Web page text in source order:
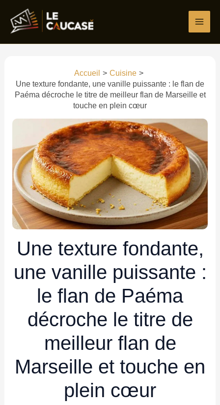
contenu
Accueil
Cuisine
Une texture fondante, une vanille puissante : le flan de
Paéma décroche le titre de meilleur flan de Marseille et
touche en plein cœur
Une texture fondante,
une vanille puissante :
le flan de Paéma
décroche le titre de
meilleur flan de
Marseille et touche en
plein cœur
ici…
mail*